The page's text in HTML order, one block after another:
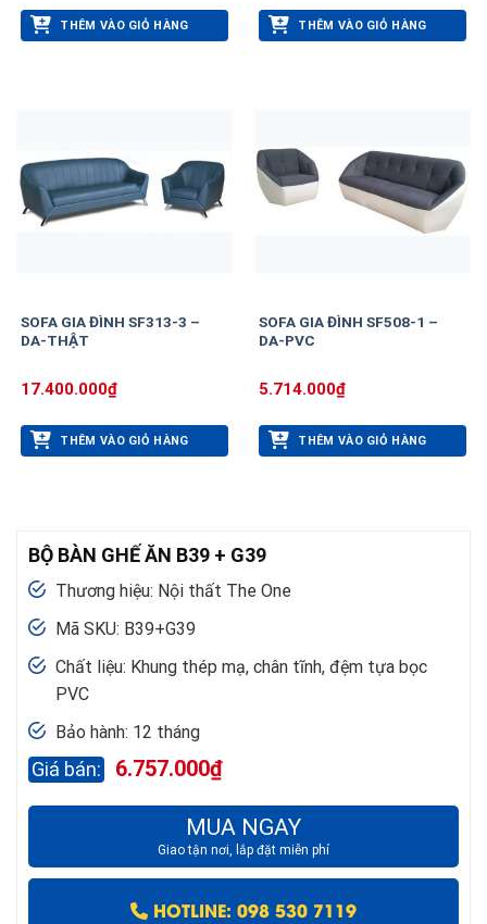
THÊM VÀO GIỎ HÀNG THÊM VÀO GIỎ HÀNG
SOFA GIA ĐÌNH SF313-3 –
DA-THẬT
17.400.000₫
THÊM VÀO GIỎ HÀNG
SOFA GIA ĐÌNH SF508-1 –
DA-PVC
5.714.000₫
THÊM VÀO GIỎ HÀNG
BỘ BÀN GHẾ ĂN B39 + G39
Thương hiệu: Nội thất The One
Mã SKU: B39+G39
Chất liệu: Khung thép mạ, chân tĩnh, đệm tựa bọc
PVC
Bảo hành: 12 tháng
6.757.000₫
MUA NGAY
Giao tận nơi, lắp đặt miễn phí
HOTLINE: 098 530 7119